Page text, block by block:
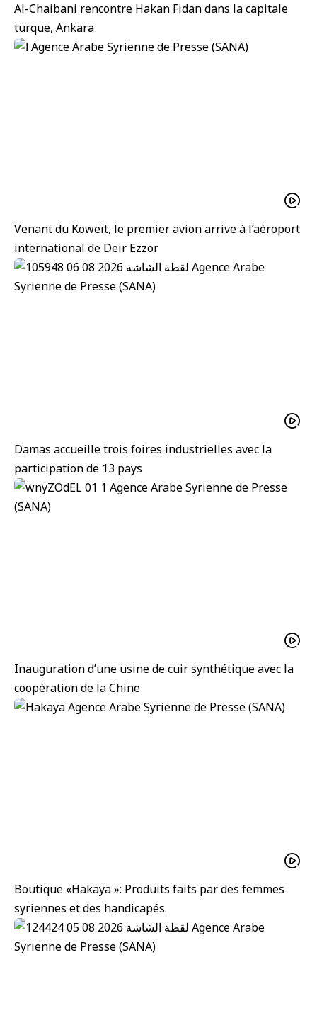
Al-Chaibani rencontre Hakan Fidan dans la capitale
turque, Ankara
Venant du Koweït, le premier avion arrive à l’aéroport
international de Deir Ezzor
Damas accueille trois foires industrielles avec la
participation de 13 pays
Inauguration d’une usine de cuir synthétique avec la
coopération de la Chine
Boutique «Hakaya »: Produits faits par des femmes
syriennes et des handicapés.